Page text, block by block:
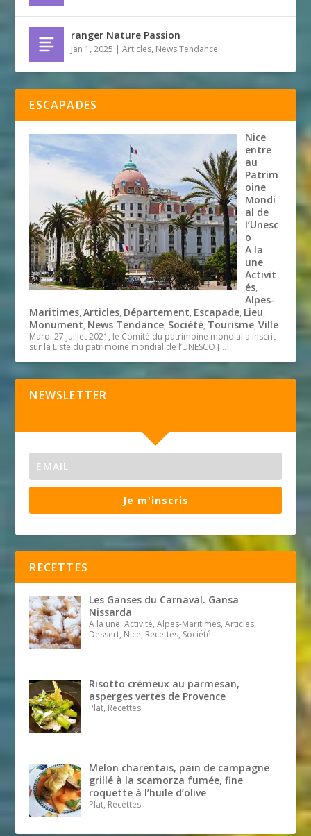
ranger Nature Passion
Jan 1, 2025 |Articles, News Tendance
ESCAPADES
Nice
entre
au
Patrim
oine
Mondi
al de
l’Unesc
o
A la
une,
Activit
és,
Alpes-
Maritimes,Articles, Département, Escapade, Lieu,
Monument, News Tendance, Société, Tourisme,Ville
Mardi 27 juillet 2021, le Comité du patrimoine mondial a inscrit
sur la Liste du patrimoine mondial de l’UNESCO […]
NEWSLETTER
Je m'inscris
RECETTES
Les Ganses du Carnaval. Gansa
Nissarda
A la une, Activité, Alpes-Maritimes, Articles,
Dessert, Nice, Recettes, Société
Risotto crémeux au parmesan,
asperges vertes de Provence
Plat, Recettes
Melon charentais, pain de campagne
grillé à la scamorza fumée, fine
roquette à l’huile d’olive
Plat, Recettes